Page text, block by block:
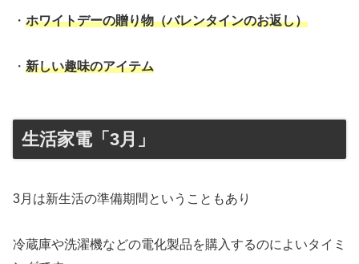
・ ホワイトデーの贈り物（バレンタインのお返し）
・ 新しい趣味のアイテム
生活家電「3月」
3月は新生活の準備期間ということもあり
冷蔵庫や洗濯機などの電化製品を購入するのによいタイミ